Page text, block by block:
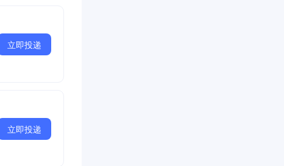
立即投递
立即投递